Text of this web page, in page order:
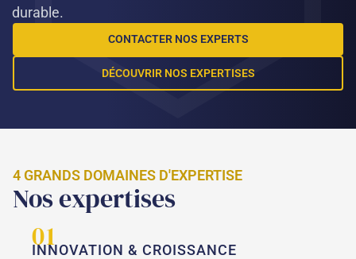
durable.
CONTACTER NOS EXPERTS
DÉCOUVRIR NOS EXPERTISES
4 GRANDS DOMAINES D'EXPERTISE
Nos expertises
01
INNOVATION & CROISSANCE